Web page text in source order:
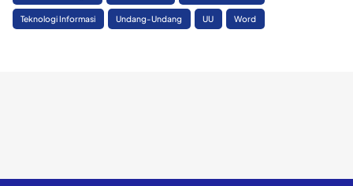
Teknologi Informasi Undang-Undang UU Word